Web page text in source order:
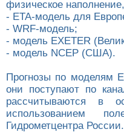
физическое
- ЕТА-модель для
- WRF-модель;
- модель EXETER
- модель NCEP (США).
Прогнозы по моделям
они поступают по
рассчитываются в
использованием
Гидрометцентра России.